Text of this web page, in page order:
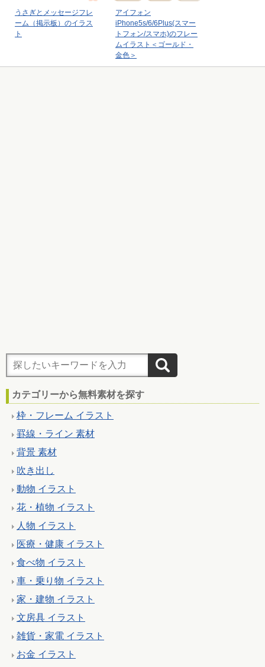
うさぎとメッセージフレ
ーム（掲示板）のイラス
ト
アイフォン
iPhone5s/6/6Plus(スマー
トフォン/スマホ)のフレー
ムイラスト＜ゴールド・
金色＞
カテゴリーから無料素材を探す
枠・フレーム イラスト
罫線・ライン 素材
背景 素材
吹き出し
動物 イラスト
花・植物 イラスト
人物 イラスト
医療・健康 イラスト
食べ物 イラスト
車・乗り物 イラスト
家・建物 イラスト
文房具 イラスト
雑貨・家電 イラスト
お金 イラスト